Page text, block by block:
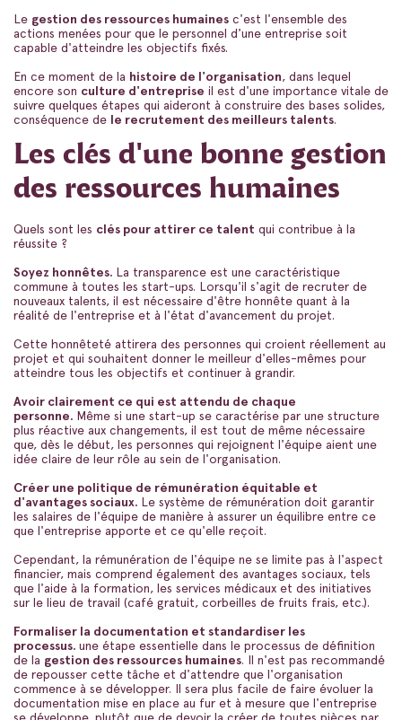
Le gestion des ressources humaines c'est l'ensemble des
actions menées pour que le personnel d'une entreprise soit
capable d'atteindre les objectifs fixés.
En ce moment de la histoire de l'organisation, dans lequel
encore son culture d'entreprise il est d'une importance vitale de
suivre quelques étapes qui aideront à construire des bases solides,
conséquence de le recrutement des meilleurs talents.
Les clés d'une bonne gestion
des ressources humaines
Quels sont les clés pour attirer ce talent qui contribue à la
réussite ?
Soyez honnêtes. La transparence est une caractéristique
commune à toutes les start-ups. Lorsqu'il s'agit de recruter de
nouveaux talents, il est nécessaire d'être honnête quant à la
réalité de l'entreprise et à l'état d'avancement du projet.
Cette honnêteté attirera des personnes qui croient réellement au
projet et qui souhaitent donner le meilleur d'elles-mêmes pour
atteindre tous les objectifs et continuer à grandir.
Avoir clairement ce qui est attendu de chaque
personne. Même si une start-up se caractérise par une structure
plus réactive aux changements, il est tout de même nécessaire
que, dès le début, les personnes qui rejoignent l'équipe aient une
idée claire de leur rôle au sein de l'organisation.
Créer une politique de rémunération équitable et
d'avantages sociaux. Le système de rémunération doit garantir
les salaires de l'équipe de manière à assurer un équilibre entre ce
que l'entreprise apporte et ce qu'elle reçoit.
Cependant, la rémunération de l'équipe ne se limite pas à l'aspect
financier, mais comprend également des avantages sociaux, tels
que l'aide à la formation, les services médicaux et des initiatives
sur le lieu de travail (café gratuit, corbeilles de fruits frais, etc.).
Formaliser la documentation et standardiser les
processus. une étape essentielle dans le processus de définition
de la gestion des ressources humaines. Il n'est pas recommandé
de repousser cette tâche et d'attendre que l'organisation
commence à se développer. Il sera plus facile de faire évoluer la
documentation mise en place au fur et à mesure que l'entreprise